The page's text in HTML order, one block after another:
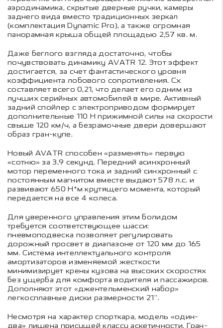
аэродинамика, скрытые дверные ручки, камеры
заднего вида вместо традиционных зеркал
(комплектация Dynamic Pro), а также огромная
панорамная крыша общей площадью 2,57 кв. м.
Даже беглого взгляда достаточно, чтобы
почувствовать динамику AVATR 12. Этот эффект
достигается, за счет фантастического уровня
коэффициента лобового сопротивления. Сx
составляет всего 0,21, что делает его одним из
лучших серийных автомобилей в мире. Активный
задний спойлер с электроприводом формирует
дополнительные 110 Н прижимной силы на скорости
свыше 120 км/ч, а безрамочные двери довершают
образ гран-купе.
Новый AVATR способен «разменять» первую
«сотню» за 3,9 секунд. Передний асинхронный
мотор переменного тока и задний синхронный с
постоянным магнитом вместе выдают 578 л.с. и
развивают 650 Н*м крутящего момента, который
передается на все 4 колеса.
Для уверенного управления этим болидом
требуется соответствующее шасси:
пневмоподвеска позволяет регулировать
дорожный просвет в диапазоне от 120 мм до 165
мм. Система интеллектуального контроля
амортизаторов изменяемой жесткости
минимизирует крены кузова на высоких скоростях
без ущерба для комфорта водителя и пассажиров.
Дополняют этот «джентельменский набор»
легкосплавные диски размерности 21”.
Несмотря на характер спорткара, модель «один-
два» лишена присущей классу аскетичности. Гран-